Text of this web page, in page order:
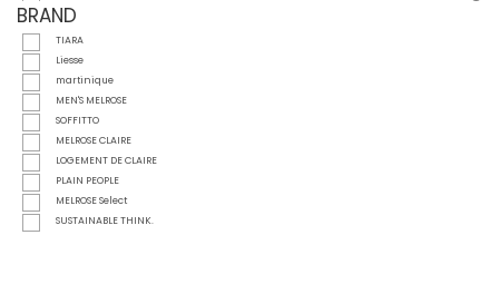
BRAND
TIARA
Liesse
martinique
MEN'S MELROSE
SOFFITTO
MELROSE CLAIRE
LOGEMENT DE CLAIRE
PLAIN PEOPLE
MELROSE Select
SUSTAINABLE THINK.